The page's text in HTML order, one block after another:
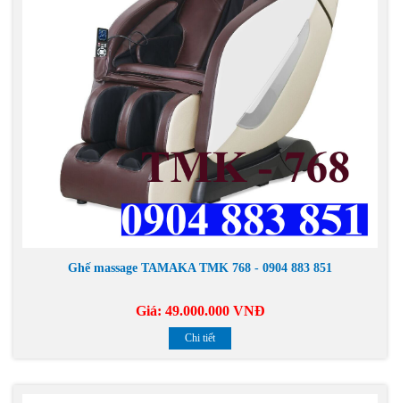
Ghế massage TAMAKA TMK 768 - 0904 883 851
Giá: 49.000.000 VNĐ
Chi tiết